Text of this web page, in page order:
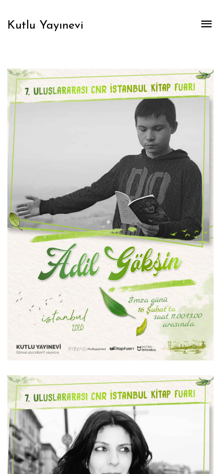
Kutlu Yayınevi